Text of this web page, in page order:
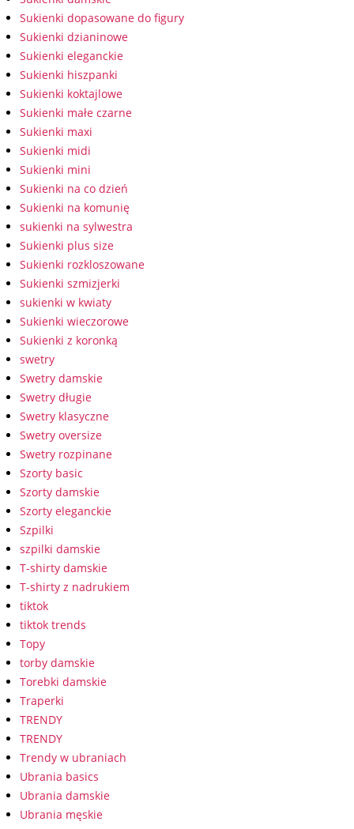
Sukienki dopasowane do figury
Sukienki dzianinowe
Sukienki eleganckie
Sukienki hiszpanki
Sukienki koktajlowe
Sukienki małe czarne
Sukienki maxi
Sukienki midi
Sukienki mini
Sukienki na co dzień
Sukienki na komunię
sukienki na sylwestra
Sukienki plus size
Sukienki rozkloszowane
Sukienki szmizjerki
sukienki w kwiaty
Sukienki wieczorowe
Sukienki z koronką
swetry
Swetry damskie
Swetry długie
Swetry klasyczne
Swetry oversize
Swetry rozpinane
Szorty basic
Szorty damskie
Szorty eleganckie
Szpilki
szpilki damskie
T-shirty damskie
T-shirty z nadrukiem
tiktok
tiktok trends
Topy
torby damskie
Torebki damskie
Traperki
TRENDY
TRENDY
Trendy w ubraniach
Ubrania basics
Ubrania damskie
Ubrania męskie